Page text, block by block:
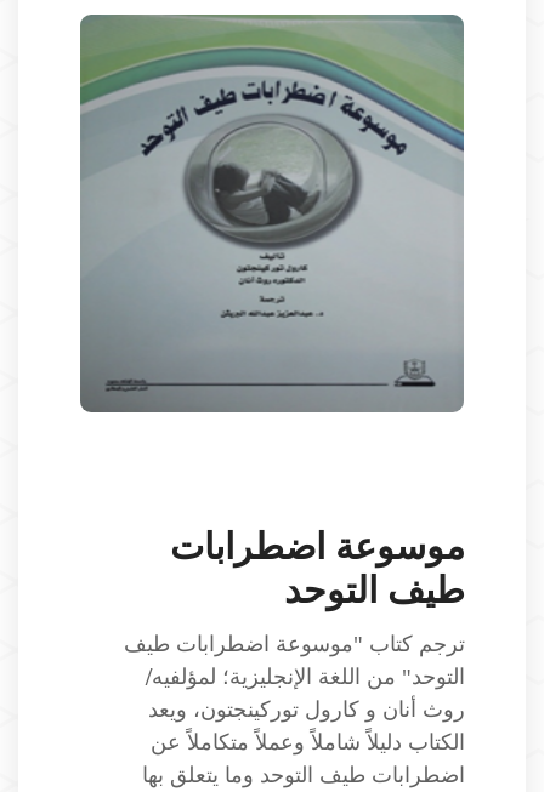
موسوعة اضطرابات
طيف التوحد
ترجم كتاب "موسوعة اضطرابات طيف
التوحد" من اللغة الإنجليزية؛ لمؤلفيه/
روث أنان و كارول توركينجتون، ويعد
الكتاب دليلاً شاملاً وعملاً متكاملاً عن
اضطرابات طيف التوحد وما يتعلق بها